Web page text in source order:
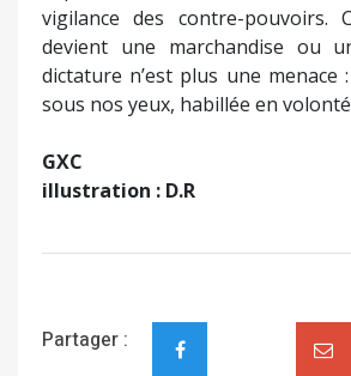
vigilance des contre-pouvoirs.
devient une marchandise ou
dictature n’est plus une menace
sous nos yeux, habillée en
GXC
illustration : D.R
Partager :